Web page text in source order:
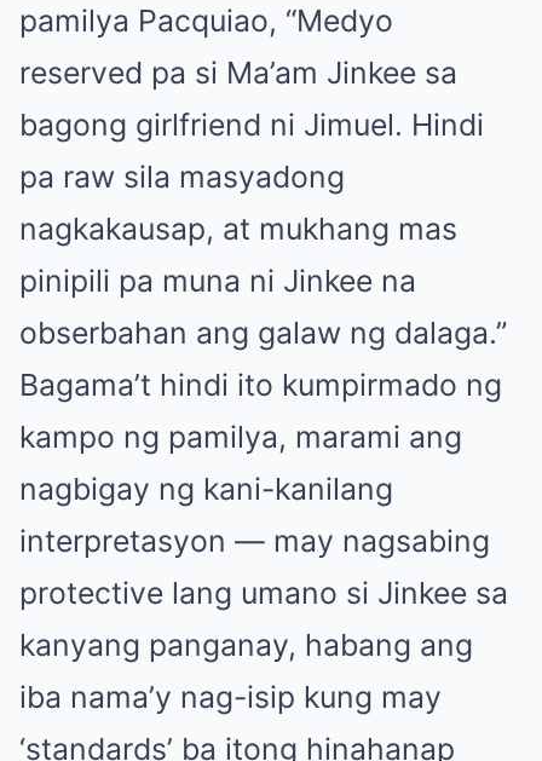
pamilya Pacquiao, “Medyo
reserved pa si Ma’am Jinkee sa
bagong girlfriend ni Jimuel. Hindi
pa raw sila masyadong
nagkakausap, at mukhang mas
pinipili pa muna ni Jinkee na
obserbahan ang galaw ng dalaga.”
Bagama’t hindi ito kumpirmado ng
kampo ng pamilya, marami ang
nagbigay ng kani-kanilang
interpretasyon — may nagsabing
protective lang umano si Jinkee sa
kanyang panganay, habang ang
iba nama’y nag-isip kung may
‘standards’ ba itong hinahanap